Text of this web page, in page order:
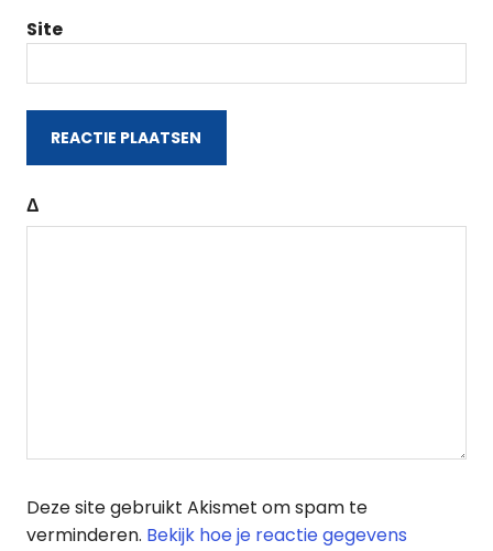
Site
Δ
Deze site gebruikt Akismet om spam te
verminderen. Bekijk hoe je reactie gegevens